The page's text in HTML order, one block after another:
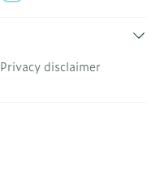
Privacy disclaimer